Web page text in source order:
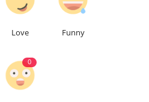
Love Funny
0